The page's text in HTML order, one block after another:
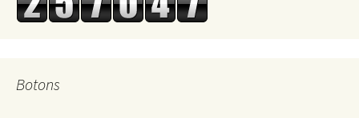
Botons